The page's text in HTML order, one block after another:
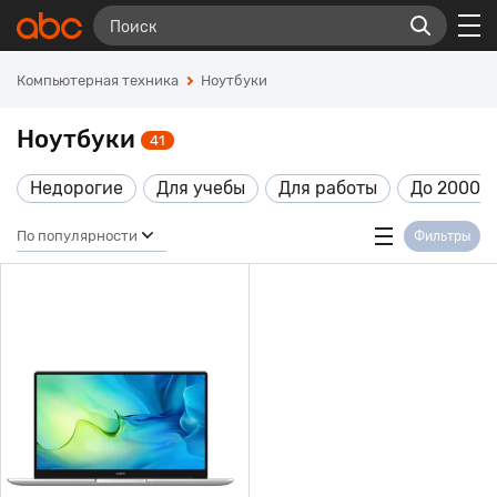
Компьютерная техника Ноутбуки
Ноутбуки 41
Недорогие Для учебы Для работы До 20000
По популярности Фильтры